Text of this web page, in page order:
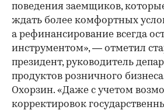
поведения заемщиков,
ждать более комфортных
а рефинансирование всегда
инструментом», — отметил
президент, руководитель
продуктов розничного
Охорзин. «Даже с учетом
корректировок